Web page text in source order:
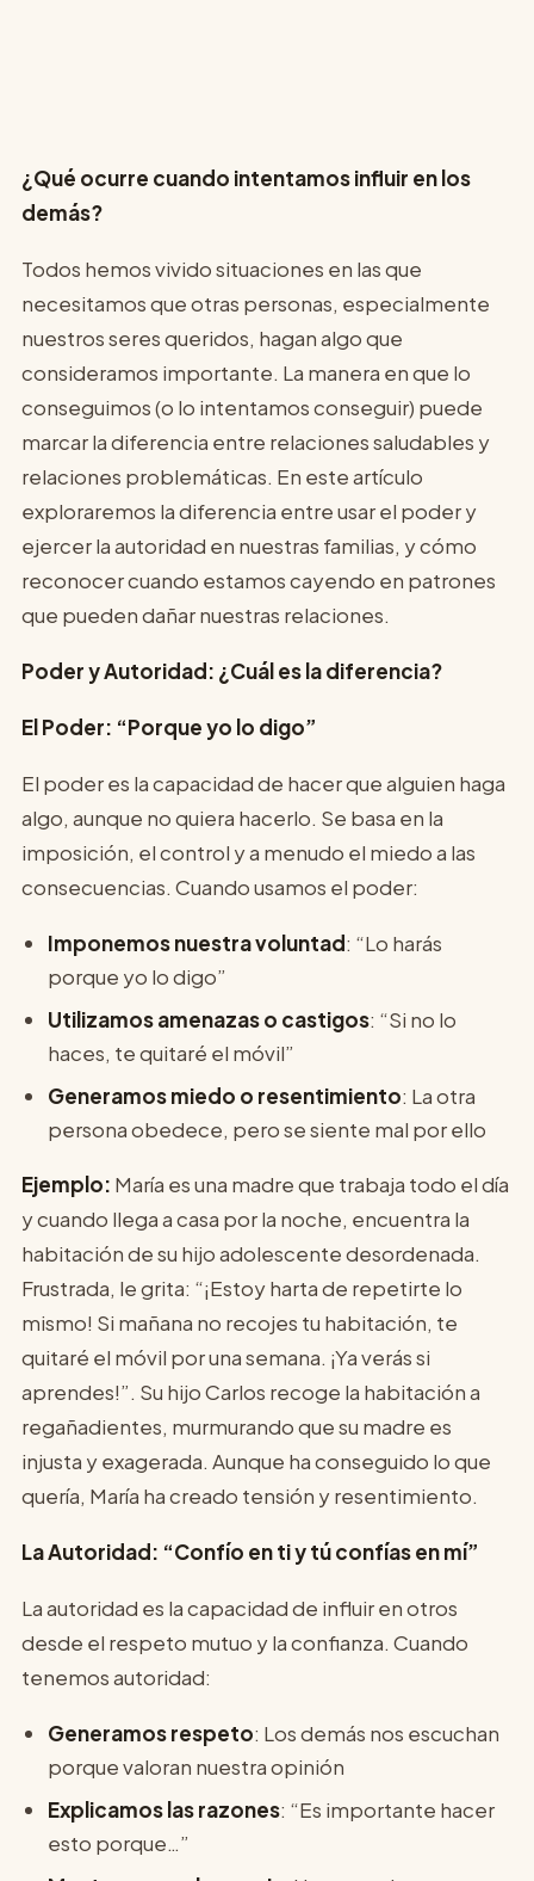
¿Qué ocurre cuando intentamos influir en los
demás?
Todos hemos vivido situaciones en las que
necesitamos que otras personas, especialmente
nuestros seres queridos, hagan algo que
consideramos importante. La manera en que lo
conseguimos (o lo intentamos conseguir) puede
marcar la diferencia entre relaciones saludables y
relaciones problemáticas. En este artículo
exploraremos la diferencia entre usar el poder y
ejercer la autoridad en nuestras familias, y cómo
reconocer cuando estamos cayendo en patrones
que pueden dañar nuestras relaciones.
Poder y Autoridad: ¿Cuál es la diferencia?
El Poder: “Porque yo lo digo”
El poder es la capacidad de hacer que alguien haga
algo, aunque no quiera hacerlo. Se basa en la
imposición, el control y a menudo el miedo a las
consecuencias. Cuando usamos el poder:
Imponemos nuestra voluntad: “Lo harás
porque yo lo digo”
Utilizamos amenazas o castigos: “Si no lo
haces, te quitaré el móvil”
Generamos miedo o resentimiento: La otra
persona obedece, pero se siente mal por ello
Ejemplo: María es una madre que trabaja todo el día
y cuando llega a casa por la noche, encuentra la
habitación de su hijo adolescente desordenada.
Frustrada, le grita: “¡Estoy harta de repetirte lo
mismo! Si mañana no recojes tu habitación, te
quitaré el móvil por una semana. ¡Ya verás si
aprendes!”. Su hijo Carlos recoge la habitación a
regañadientes, murmurando que su madre es
injusta y exagerada. Aunque ha conseguido lo que
quería, María ha creado tensión y resentimiento.
La Autoridad: “Confío en ti y tú confías en mí”
La autoridad es la capacidad de influir en otros
desde el respeto mutuo y la confianza. Cuando
tenemos autoridad:
Generamos respeto: Los demás nos escuchan
porque valoran nuestra opinión
Explicamos las razones: “Es importante hacer
esto porque…”